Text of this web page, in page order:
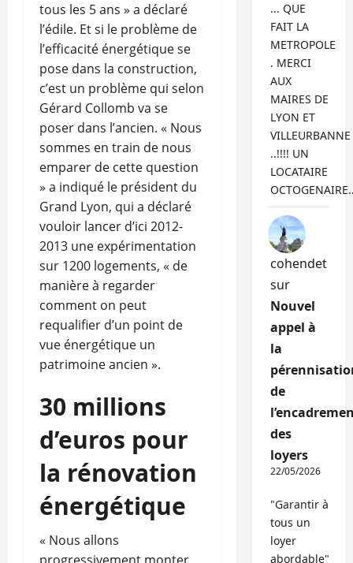
tous les 5 ans » a déclaré
l’édile. Et si le problème de
l’efficacité énergétique se
pose dans la construction,
c’est un problème qui selon
Gérard Collomb va se
poser dans l’ancien. « Nous
sommes en train de nous
emparer de cette question
» a indiqué le président du
Grand Lyon, qui a déclaré
vouloir lancer d’ici 2012-
2013 une expérimentation
sur 1200 logements, « de
manière à regarder
comment on peut
requalifier d’un point de
vue énergétique un
patrimoine ancien ».
30 millions
d’euros pour
la rénovation
énergétique
« Nous allons
... QUE
FAIT LA
METROPOLE
. MERCI
AUX
MAIRES DE
LYON ET
VILLEURBANNE
..!!!! UN
LOCATAIRE
cohendet
sur
Nouvel
appel à
la
de
des
loyers
22/05/2026
"Garantir à
tous un
loyer
abordable"